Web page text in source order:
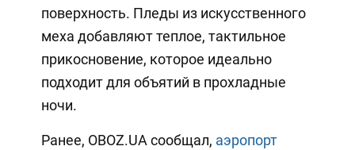
поверхность. Пледы из искусственного
меха добавляют теплое, тактильное
прикосновение, которое идеально
подходит для объятий в прохладные
ночи.
Ранее, OBOZ.UA сообщал, аэропорт